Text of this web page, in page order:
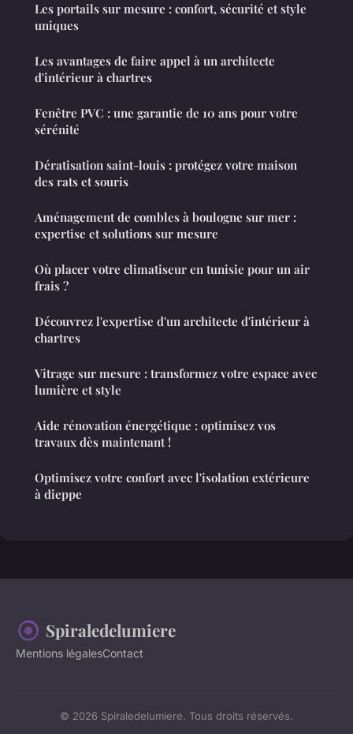
Les portails sur mesure : confort, sécurité et style
uniques
Les avantages de faire appel à un architecte
d'intérieur à chartres
Fenêtre PVC : une garantie de 10 ans pour votre
sérénité
Dératisation saint-louis : protégez votre maison
des rats et souris
Aménagement de combles à boulogne sur mer :
expertise et solutions sur mesure
Où placer votre climatiseur en tunisie pour un air
frais ?
Découvrez l'expertise d'un architecte d'intérieur à
chartres
Vitrage sur mesure : transformez votre espace avec
lumière et style
Aide rénovation énergétique : optimisez vos
travaux dès maintenant !
Optimisez votre confort avec l'isolation extérieure
à dieppe
Spiraledelumiere
Mentions légalesContact
© 2026 Spiraledelumiere. Tous droits réservés.